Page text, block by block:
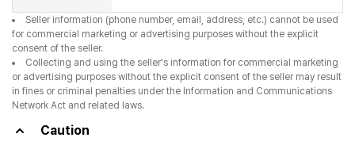
Seller information (phone number, email, address, etc.) cannot be used
for commercial marketing or advertising purposes without the explicit
consent of the seller.
Collecting and using the seller's information for commercial marketing
or advertising purposes without the explicit consent of the seller may result
in fines or criminal penalties under the Information and Communications
Network Act and related laws.
Caution